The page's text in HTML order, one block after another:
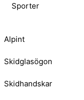
Sporter
Alpint
Skidglasögon
Skidhandskar